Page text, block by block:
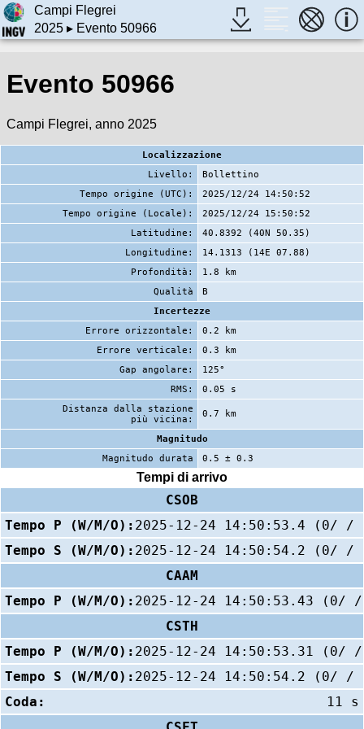
Campi Flegrei
2025▸ Evento 50966
Evento 50966
Campi Flegrei, anno 2025
Localizzazione
Livello:
Bollettino
Tempo origine (UTC):
2025/12/24 14:50:52
Tempo origine (Locale):
2025/12/24 15:50:52
Latitudine:
40.8392 (40N 50.35)
Longitudine:
14.1313 (14E 07.88)
Profondità:
1.8 km
Qualità
B
Incertezze
Errore orizzontale:
0.2 km
Errore verticale:
0.3 km
Gap angolare:
125°
RMS:
0.05 s
Distanza dalla stazione
più vicina:
0.7 km
Magnitudo
Magnitudo durata
0.5 ± 0.3
Tempi di arrivo
CSOB
Tempo P (W/M/O): 2025-12-24 14:50:53.4 (0/ /
Tempo S (W/M/O): 2025-12-24 14:50:54.2 (0/ /
CAAM
Tempo P (W/M/O): 2025-12-24 14:50:53.43 (0/
CSTH
Tempo P (W/M/O): 2025-12-24 14:50:53.31 (0/
Tempo S (W/M/O): 2025-12-24 14:50:54.2 (0/ /
Coda:
11 s